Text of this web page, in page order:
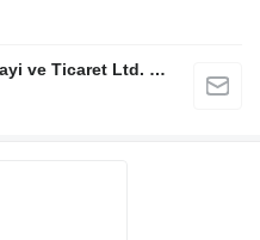
Agromeks Tarım Makinaları Sanayi ve Ticaret Ltd. Şti.